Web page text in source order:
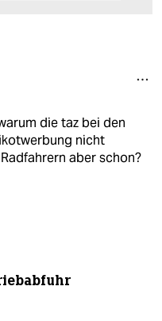
die taz bei den
nicht
aber schon?